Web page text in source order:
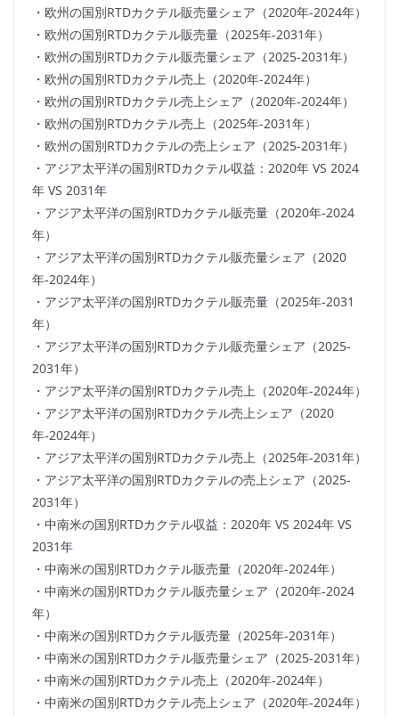
・欧州の国別RTDカクテル販売量シェア（2020年-2024年）
・欧州の国別RTDカクテル販売量（2025年-2031年）
・欧州の国別RTDカクテル販売量シェア（2025-2031年）
・欧州の国別RTDカクテル売上（2020年-2024年）
・欧州の国別RTDカクテル売上シェア（2020年-2024年）
・欧州の国別RTDカクテル売上（2025年-2031年）
・欧州の国別RTDカクテルの売上シェア（2025-2031年）
・アジア太平洋の国別RTDカクテル収益：2020年 VS 2024
年 VS 2031年
・アジア太平洋の国別RTDカクテル販売量（2020年-2024
年）
・アジア太平洋の国別RTDカクテル販売量シェア（2020
年-2024年）
・アジア太平洋の国別RTDカクテル販売量（2025年-2031
年）
・アジア太平洋の国別RTDカクテル販売量シェア（2025-
2031年）
・アジア太平洋の国別RTDカクテル売上（2020年-2024年）
・アジア太平洋の国別RTDカクテル売上シェア（2020
年-2024年）
・アジア太平洋の国別RTDカクテル売上（2025年-2031年）
・アジア太平洋の国別RTDカクテルの売上シェア（2025-
2031年）
・中南米の国別RTDカクテル収益：2020年 VS 2024年 VS
2031年
・中南米の国別RTDカクテル販売量（2020年-2024年）
・中南米の国別RTDカクテル販売量シェア（2020年-2024
年）
・中南米の国別RTDカクテル販売量（2025年-2031年）
・中南米の国別RTDカクテル販売量シェア（2025-2031年）
・中南米の国別RTDカクテル売上（2020年-2024年）
・中南米の国別RTDカクテル売上シェア（2020年-2024年）